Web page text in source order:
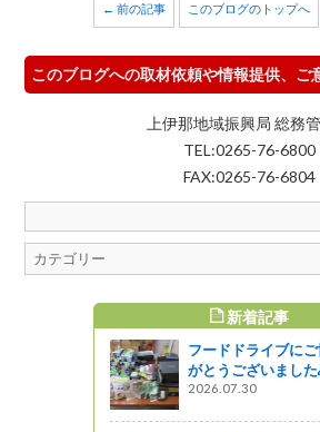
← 前の記事 このブログのトップへ
このブログへの取材依頼や情報提供、ご
上伊那地域振興局 総務
TEL:0265-76-6800
FAX:0265-76-6804
新着記事
フードドライブに
がとうございまし
2026.07.30